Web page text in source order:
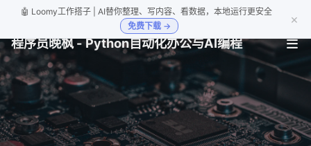
🤖 Loomy工作搭子 | AI替你整理、写内容、看数据，本地运行更安全
免费下载 →
×
程序员晚枫 - Python自动化办公与AI编程